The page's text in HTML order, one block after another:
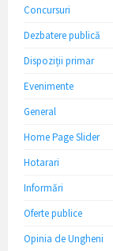
Concursuri
Dezbatere publică
Dispoziții primar
Evenimente
General
Home Page Slider
Hotarari
Informări
Oferte publice
Opinia de Ungheni